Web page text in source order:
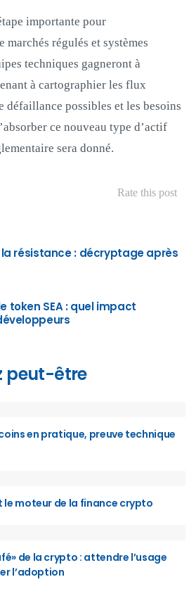
importante pour
régulés et systèmes
techniques gagneront à
à cartographier les flux
défaillance possibles et les besoins
ce nouveau type d’actif
sera donné.
Rate this post
résistance : décryptage après
token SEA : quel impact
peut-être
en pratique, preuve technique
le moteur de la finance crypto
de la crypto : attendre l’usage
l’adoption